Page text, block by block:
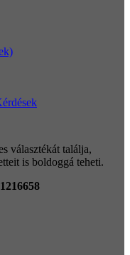
választékát találja,
is boldoggá teheti.